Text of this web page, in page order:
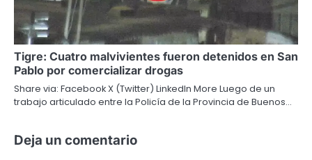
Tigre: Cuatro malvivientes fueron detenidos en San
Pablo por comercializar drogas
Share via: Facebook X (Twitter) LinkedIn More Luego de un
trabajo articulado entre la Policía de la Provincia de Buenos…
Deja un comentario